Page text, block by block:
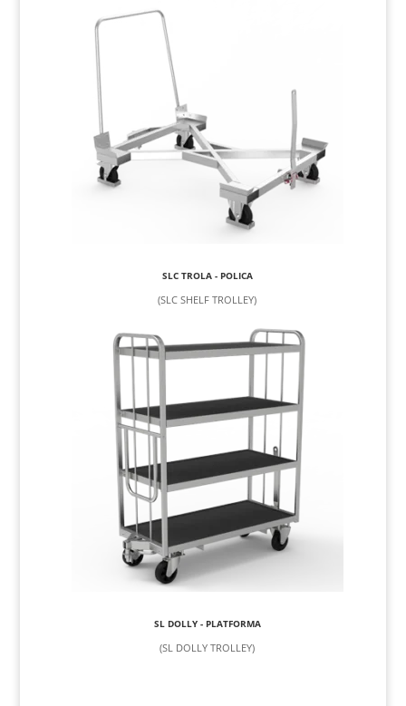
SLC TROLA - POLICA
(SLC SHELF TROLLEY)
SL DOLLY - PLATFORMA
(SL DOLLY TROLLEY)